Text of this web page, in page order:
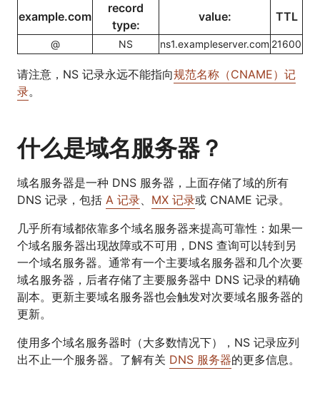
example.com
record
type:
value: TTL
@ NS ns1.exampleserver.com 21600
请注意，NS 记录永远不能指向规范名称（CNAME）记
录。
什么是域名服务器？
域名服务器是一种 DNS 服务器，上面存储了域的所有
DNS 记录，包括 A 记录、 MX 记录或 CNAME 记录。
几乎所有域都依靠多个域名服务器来提高可靠性：如果一
个域名服务器出现故障或不可用，DNS 查询可以转到另
一个域名服务器。通常有一个主要域名服务器和几个次要
域名服务器，后者存储了主要服务器中 DNS 记录的精确
副本。更新主要域名服务器也会触发对次要域名服务器的
更新。
使用多个域名服务器时（大多数情况下），NS 记录应列
出不止一个服务器。了解有关 DNS 服务器的更多信息。